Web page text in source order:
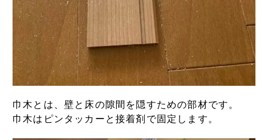
巾木とは、壁と床の隙間を隠すための部材です。
巾木はピンタッカーと接着剤で固定します。